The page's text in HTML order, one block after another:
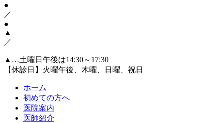
●
／
●
▲
／
▲…土曜日午後は14:30～17:30
【休診日】火曜午後、木曜、日曜、祝日
ホーム
初めての方へ
医院案内
医師紹介